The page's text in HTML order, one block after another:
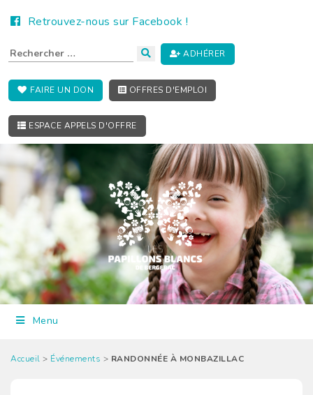
Retrouvez-nous sur Facebook !
ADHÉRER
FAIRE UN DON OFFRES D'EMPLOI
ESPACE APPELS D'OFFRE
Menu
Accueil > Événements > RANDONNÉE À MONBAZILLAC